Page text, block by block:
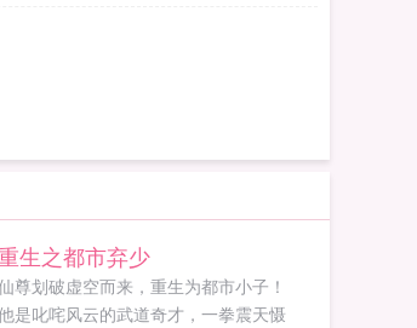
生之都市弃少
尊划破虚空而来，重生为都市小子！
是叱咤风云的武道奇才，一拳震天慑